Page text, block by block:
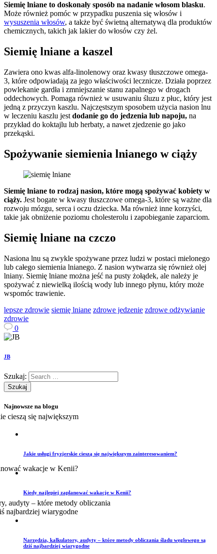
Siemię lniane to doskonały sposób na nadanie włosom blasku.
Może również pomóc w przypadku puszenia się włosów i
wysuszenia włosów, a także być świetną alternatywą dla produktów
chemicznych, takich jak lakier do włosów czy żel.
Siemię lniane a kaszel
Zawiera ono kwas alfa-linolenowy oraz kwasy tłuszczowe omega-
3, które odpowiadają za jego właściwości lecznicze. Działa poprzez
powlekanie gardła i zmniejszanie stanu zapalnego w drogach
oddechowych. Pomaga również w usuwaniu śluzu z płuc, który jest
jedną z przyczyn kaszlu. Najczęstszym sposobem użycia nasion lnu
w leczeniu kaszlu jest dodanie go do jedzenia lub napoju, na
przykład do koktajlu lub herbaty, a nawet zjedzenie go jako
przekąski.
Spożywanie siemienia lnianego w ciąży
Siemię lniane to rodzaj nasion, które mogą spożywać kobiety w
ciąży. Jest bogate w kwasy tłuszczowe omega-3, które są ważne dla
rozwoju mózgu, serca i oczu dziecka. Ma również inne korzyści,
takie jak obniżenie poziomu cholesterolu i zapobieganie zaparciom.
Siemię lniane na czczo
Nasiona lnu są zwykle spożywane przez ludzi w postaci mielonego
lub całego siemienia lnianego. Z nasion wytwarza się również olej
lniany. Siemię lniane można jeść na pusty żołądek, ale należy je
spożywać z niewielką ilością wody lub innego płynu, który może
wspomóc trawienie.
lepsze zdrowie siemię lniane zdrowe jedzenie zdrowe odżywianie
zdrowie
0
JB
Szukaj:
Najnowsze na blogu
Jakie usługi fryzjerskie cieszą się największym zainteresowaniem?
Kiedy najlepiej zaplanować wakacje w Kenii?
Narzędzia, kalkulatory, audyty – które metody obliczania śladu węglowego są
dziś najbardziej wiarygodne